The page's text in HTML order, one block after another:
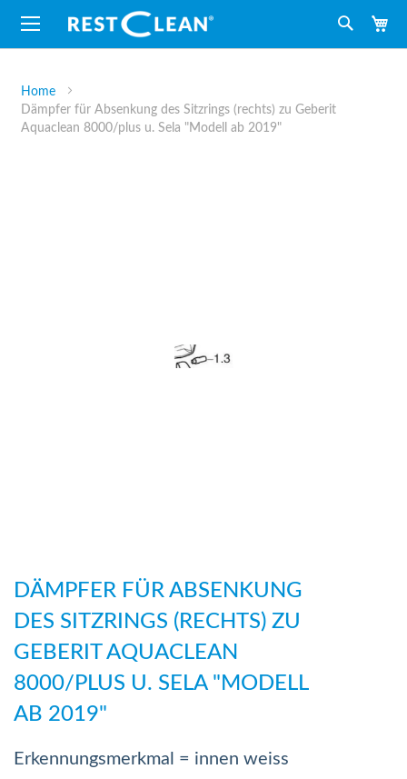
Suche
Home
Dämpfer für Absenkung des Sitzrings (rechts) zu Geberit
Aquaclean 8000/plus u. Sela "Modell ab 2019"
DÄMPFER FÜR ABSENKUNG
DES SITZRINGS (RECHTS) ZU
GEBERIT AQUACLEAN
8000/PLUS U. SELA "MODELL
AB 2019"
Erkennungsmerkmal = innen weiss
Anfang
Bildergalerie
springen